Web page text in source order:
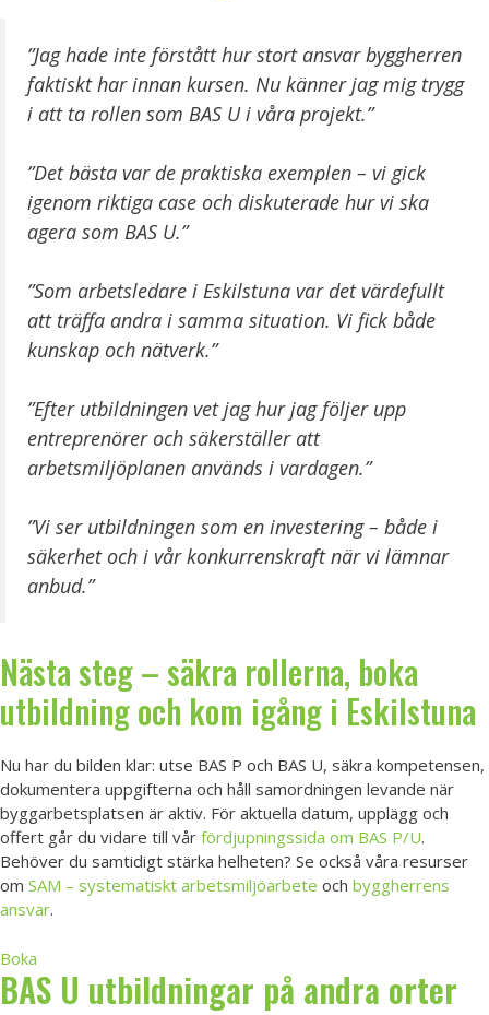
”Jag hade inte förstått hur stort ansvar byggherren
faktiskt har innan kursen. Nu känner jag mig trygg
i att ta rollen som BAS U i våra projekt.”
”Det bästa var de praktiska exemplen – vi gick
igenom riktiga case och diskuterade hur vi ska
agera som BAS U.”
”Som arbetsledare i Eskilstuna var det värdefullt
att träffa andra i samma situation. Vi fick både
kunskap och nätverk.”
”Efter utbildningen vet jag hur jag följer upp
entreprenörer och säkerställer att
arbetsmiljöplanen används i vardagen.”
”Vi ser utbildningen som en investering – både i
säkerhet och i vår konkurrenskraft när vi lämnar
anbud.”
Nästa steg – säkra rollerna, boka
utbildning och kom igång i Eskilstuna
Nu har du bilden klar: utse BAS P och BAS U, säkra kompetensen,
dokumentera uppgifterna och håll samordningen levande när
byggarbetsplatsen är aktiv. För aktuella datum, upplägg och
offert går du vidare till vår fördjupningssida om BAS P/U.
Behöver du samtidigt stärka helheten? Se också våra resurser
om SAM – systematiskt arbetsmiljöarbete och byggherrens
ansvar.
Boka
BAS U utbildningar på andra orter